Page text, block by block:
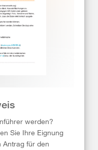
werden?
Sie Ihre Eignung
Antrag für den